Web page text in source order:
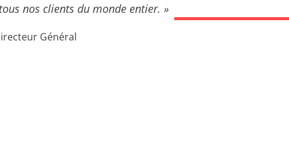
nos clients du monde entier. »
Général